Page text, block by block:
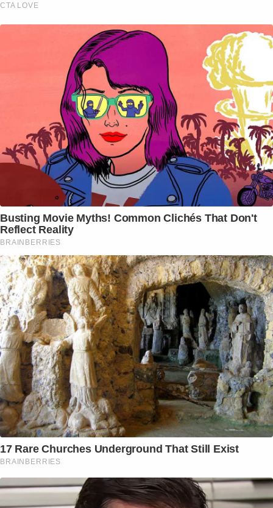
CTA LOVE
Busting Movie Myths! Common Clichés That Don't
Reflect Reality
BRAINBERRIES
17 Rare Churches Underground That Still Exist
BRAINBERRIES